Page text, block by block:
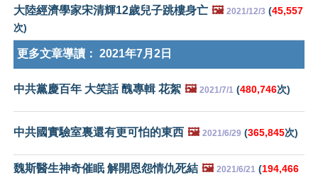
大陸經濟學家宋清輝12歲兒子跳樓身亡 🖼️ 2021/12/3 (45,557
次)
更多文章導讀： 2021年7月2日
中共黨慶百年 大笑話 醜專輯 花絮 🖼️ 2021/7/1 (480,746次)
中共國實驗室裏還有更可怕的東西 🖼️ 2021/6/29 (365,845次)
魏斯醫生神奇催眠 解開恩怨情仇死結 🖼️ 2021/6/21 (194,466